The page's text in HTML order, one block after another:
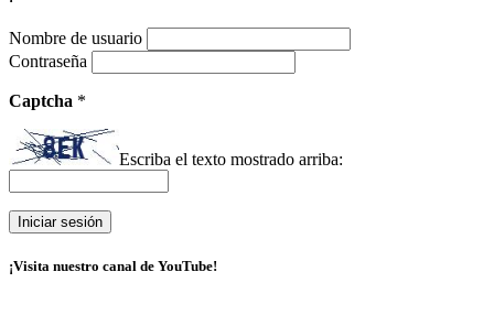
Nombre de usuario
Contraseña
Captcha *
Escriba el texto mostrado arriba:
¡Visita nuestro canal de YouTube!